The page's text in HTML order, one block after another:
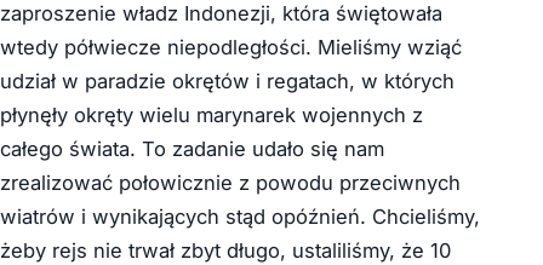
zaproszenie władz Indonezji, która świętowała
wtedy półwiecze niepodległości. Mieliśmy wziąć
udział w paradzie okrętów i regatach, w których
płynęły okręty wielu marynarek wojennych z
całego świata. To zadanie udało się nam
zrealizować połowicznie z powodu przeciwnych
wiatrów i wynikających stąd opóźnień. Chcieliśmy,
żeby rejs nie trwał zbyt długo, ustaliliśmy, że 10